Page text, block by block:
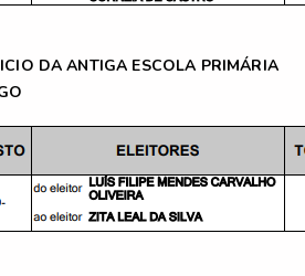
DA ANTIGA ESCOLA PRIMÁRIA